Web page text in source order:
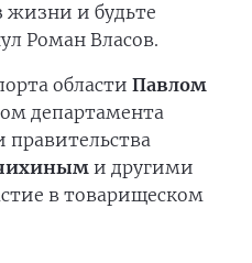
жизни и будьте
Роман Власов.
области Павлом
департамента
и другими
в товарищеском